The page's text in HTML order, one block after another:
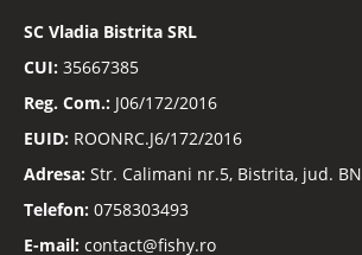
SC Vladia Bistrita SRL
CUI: 35667385
Reg. Com.: J06/172/2016
EUID: ROONRC.J6/172/2016
Adresa: Str. Calimani nr.5, Bistrita, jud. BN
Telefon: 0758303493
E-mail: contact@fishy.ro